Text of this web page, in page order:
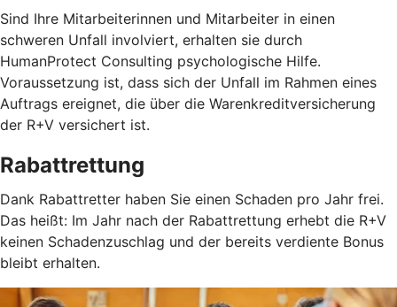
Sind Ihre Mitarbeiterinnen und Mitarbeiter in einen
schweren Unfall involviert, erhalten sie durch
HumanProtect Consulting psychologische Hilfe.
Voraussetzung ist, dass sich der Unfall im Rahmen eines
Auftrags ereignet, die über die Warenkreditversicherung
der R+V versichert ist.
Rabattrettung
Dank Rabattretter haben Sie einen Schaden pro Jahr frei.
Das heißt: Im Jahr nach der Rabattrettung erhebt die R+V
keinen Schadenzuschlag und der bereits verdiente Bonus
bleibt erhalten.